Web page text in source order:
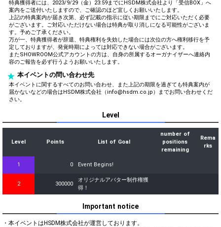
特典獲得者には、2023/9/29（金）23:59までにHSDM株式会社より「受信BOX」へ
案内をご送付いたしますので、ご確認のほど宜しくお願いいたします。
上記の特典案内が届き次第、必ず記載の指示に従い期限までにご対応いただく必要
がございます。ご対応いただけない場合は特典が取り消しになる可能性がございま
す。予めご了承ください。
万が一、特典獲得者が辞退、特典権利を失効した場合には次位の方へ権利移行を予
定しておりますが、発覚時期によっては対応できない場合がございます。
またSHOWROOM公式アカウントの方は、自身の所属するオーガナイザーへ連絡内
容のご報告を必ず行うようお願いいたします。
本イベントの問い合わせ先
本イベントに関するすべてのお問い合わせ、また上記の期限を過ぎても特典案内が
届かないなどの場合はHSDM株式会社（info@hsdm.co.jp）までお問い合わせくだ
さい。
Level
Level Points List of Goal
number of
positions
remaining
Rema
rks
1 0 Event Begins!
2 300000
オリジナルアバター制作権獲
得！
Important notice
・本イベントはHSDM株式会社が運営しております。